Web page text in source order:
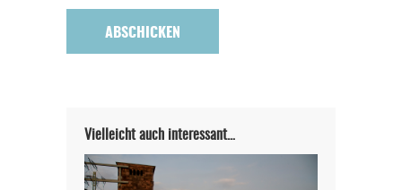
Vielleicht auch interessant…